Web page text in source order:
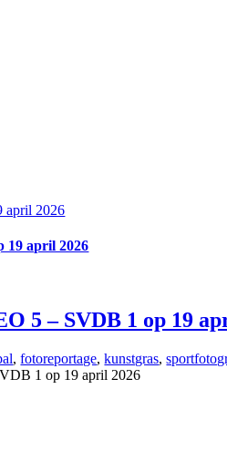
april 2026
19 april 2026
5 – SVDB 1 op 19
,fotoreportage,kunstgras,
1 op 19 april 2026